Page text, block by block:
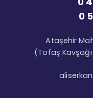
0
Ataşehir
(Tofaş Kavşağı